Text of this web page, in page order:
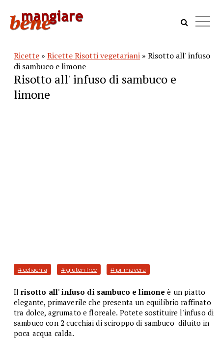
Ricette » Ricette Risotti vegetariani » Risotto all' infuso
di sambuco e limone
Risotto all' infuso di sambuco e
limone
# celiachia # gluten free # primavera
Ilrisotto all' infuso di sambuco e limoneè un piatto
elegante, primaverile che presenta un equilibrio raffinato
tra dolce, agrumato e floreale. Potete sostituire l'infuso di
sambuco con 2 cucchiai di sciroppo di sambuco diluito in
poca acqua calda.